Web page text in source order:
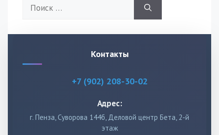
Контакты
+7 (902) 208-30-02
Адрес:
г. Пенза, Суворова 144б, Деловой центр Бета, 2-й
этаж